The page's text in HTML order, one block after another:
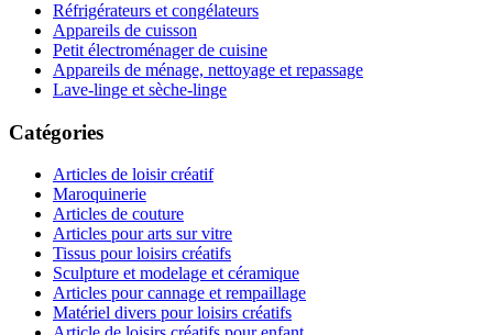
Réfrigérateurs et congélateurs
Appareils de cuisson
Petit électroménager de cuisine
Appareils de ménage, nettoyage et repassage
Lave-linge et sèche-linge
Catégories
Articles de loisir créatif
Maroquinerie
Articles de couture
Articles pour arts sur vitre
Tissus pour loisirs créatifs
Sculpture et modelage et céramique
Articles pour cannage et rempaillage
Matériel divers pour loisirs créatifs